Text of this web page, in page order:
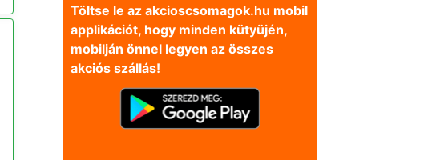
Töltse le az akcioscsomagok.hu mobil
applikációt, hogy minden kütyüjén,
mobilján önnel legyen az összes
akciós szállás!